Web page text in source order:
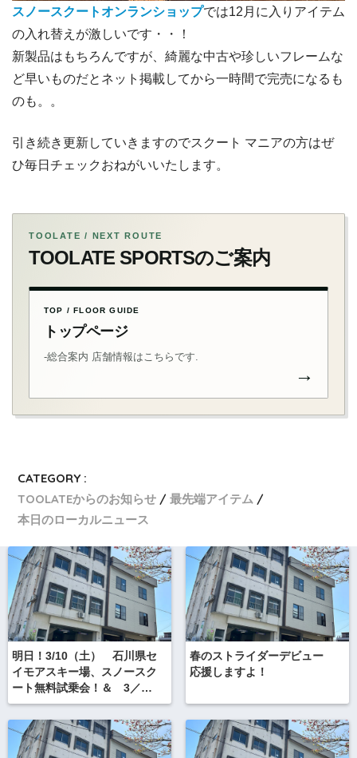
スノースクートオンランショップでは12月に入りアイテム
の入れ替えが激しいです・・！
新製品はもちろんですが、綺麗な中古や珍しいフレームな
ど早いものだとネット掲載してから一時間で完売になるも
のも。。
引き続き更新していきますのでスクート マニアの方はぜ
ひ毎日チェックおねがいいたします。
TOOLATE / NEXT ROUTE
TOOLATE SPORTSのご案内
TOP / FLOOR GUIDE
トップページ
-総合案内 店舗情報はこちらです.
→
CATEGORY :
TOOLATEからのお知らせ
最先端アイテム
本日のローカルニュース
明日！3/10（土） 石川県セ
イモアスキー場、スノースク
ート無料試乗会！＆ 3／
17（土）スクートビギナース
クール 「スクートカレッ
ジ」白馬さのさかのご案内で
す
春のストライダーデビュー
応援しますよ！